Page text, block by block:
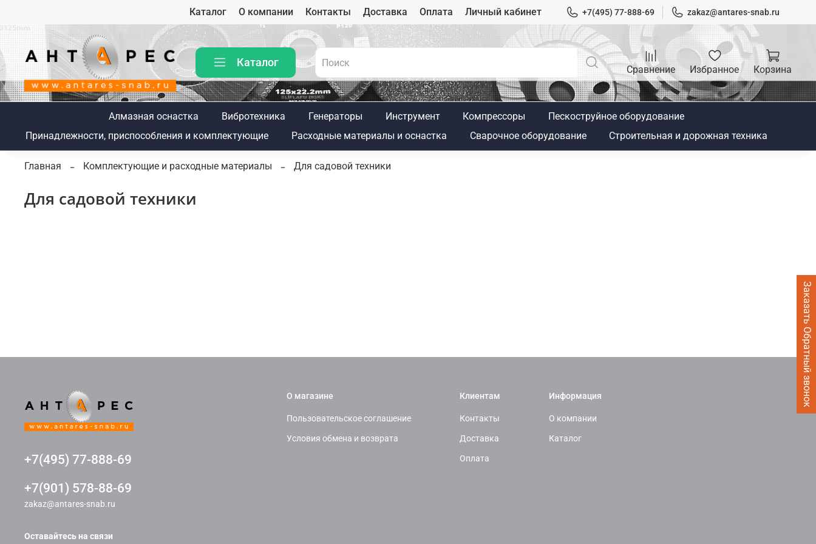
Заказать Обратный звонок
Каталог О компании Контакты Доставка Оплата Личный кабинет +7(495) 77-888-69 zakaz@antares-snab.ru
Каталог
Сравнение Избранное Корзина
Алмазная оснастка Вибротехника Генераторы Инструмент Компрессоры
Пескоструйное оборудование
Принадлежности, приспособления и комплектующие
Расходные материалы и оснастка Сварочное оборудование Строительная и дорожная техника
Главная Комплектующие и расходные материалы Для садовой техники
Для садовой техники
О магазине
Пользовательское соглашение
Условия обмена и возврата
Клиентам
Контакты
Доставка
Оплата
Информация
О компании
Каталог
+7(495) 77-888-69
+7(901) 578-88-69
zakaz@antares-snab.ru
Оставайтесь на связи